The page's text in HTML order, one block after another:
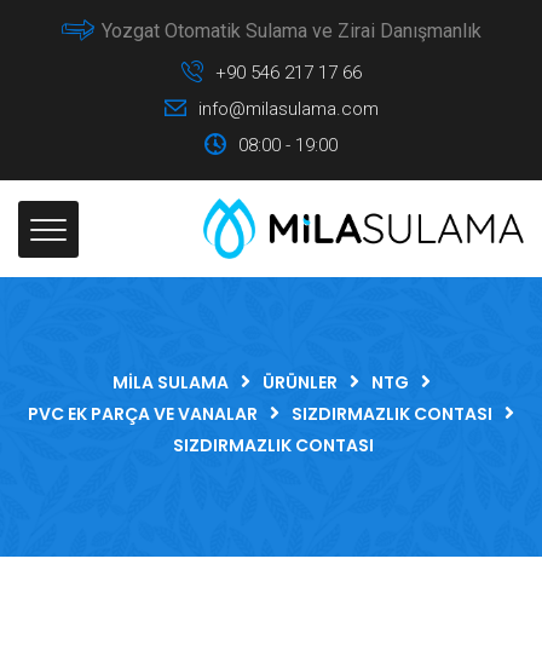
Yozgat Otomatik Sulama ve Zirai Danışmanlık
+90 546 217 17 66
info@milasulama.com
08:00 - 19:00
MILA SULAMA ÜRÜNLER
NTG
PVC EK PARÇA VE VANALAR
SIZDIRMAZLIK CONTASI
SIZDIRMAZLIK CONTASI